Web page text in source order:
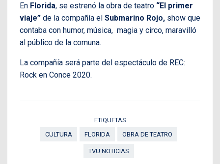
En Florida, se estrenó la obra de teatro “El primer
viaje” de la compañía el Submarino Rojo, show que
contaba con humor, música, magia y circo, maravilló
al público de la comuna.
La compañía será parte del espectáculo de REC:
Rock en Conce 2020.
ETIQUETAS
CULTURA
FLORIDA OBRA DE TEATRO
TVU NOTICIAS